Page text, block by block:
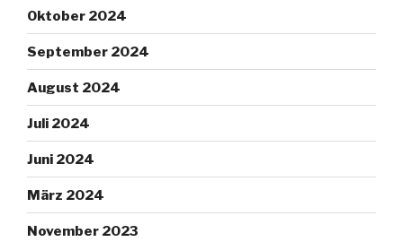
Oktober 2024
September 2024
August 2024
Juli 2024
Juni 2024
März 2024
November 2023